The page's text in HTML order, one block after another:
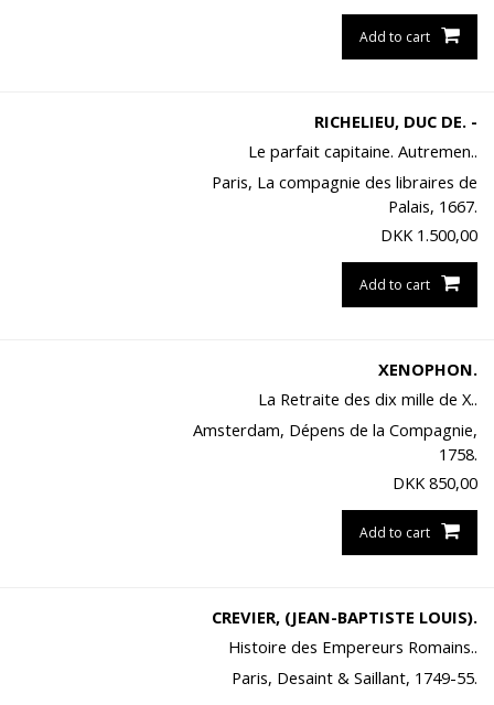
Add to cart
RICHELIEU, DUC DE. -
Le parfait capitaine. Autremen..
Paris, La compagnie des libraires de
Palais, 1667.
DKK 1.500,00
Add to cart
XENOPHON.
La Retraite des dix mille de X..
Amsterdam, Dépens de la Compagnie,
1758.
DKK 850,00
Add to cart
CREVIER, (JEAN-BAPTISTE LOUIS).
Histoire des Empereurs Romains..
Paris, Desaint & Saillant, 1749-55.